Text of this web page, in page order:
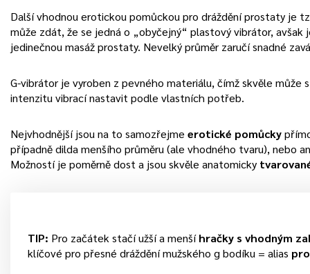
Další vhodnou erotickou pomůckou pro dráždění prostaty je
může zdát, že se jedná o „obyčejný“ plastový vibrátor, avšak
jedinečnou masáž prostaty. Nevelký průměr zaručí snadné
G-vibrátor je vyroben z pevného materiálu, čímž skvěle může
intenzitu vibrací nastavit podle vlastních potřeb.
Nejvhodnější jsou na to samozřejme erotické pomůcky
případně dilda menšího průměru (ale vhodného tvaru), nebo
Možností je poměrně dost a jsou skvěle anatomicky
TIP: Pro začátek stačí užší a menšíhračky s vhodným
klíčové pro přesné dráždění mužského g bodíku = alias